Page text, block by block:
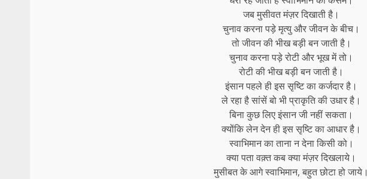
जब मुसीवत मंज़र दिखाती है।
चुनाव करना पड़े मृत्यु और जीवन के बीच।
तो जीवन की भीख बड़ी बन जाती है।
चुनाव करना पड़े रोटी और भूख में तो।
रोटी की भीख बड़ी बन जाती है।
इंसान पहले ही इस सृष्टि का कर्जदार है।
ले रहा है सांसें बो भी प्राकृति की उधार है।
बिना कुछ लिए इंसान जी नहीं सकता।
क्योंकि लेन देन ही इस सृष्टि का आधार है।
स्वाभिमान का ताना न देना किसी को।
क्या पता वक़्त कब क्या मंज़र दिखलाये।
मुसीबत के आगे स्वाभिमान, बहुत छोटा हो जाये।